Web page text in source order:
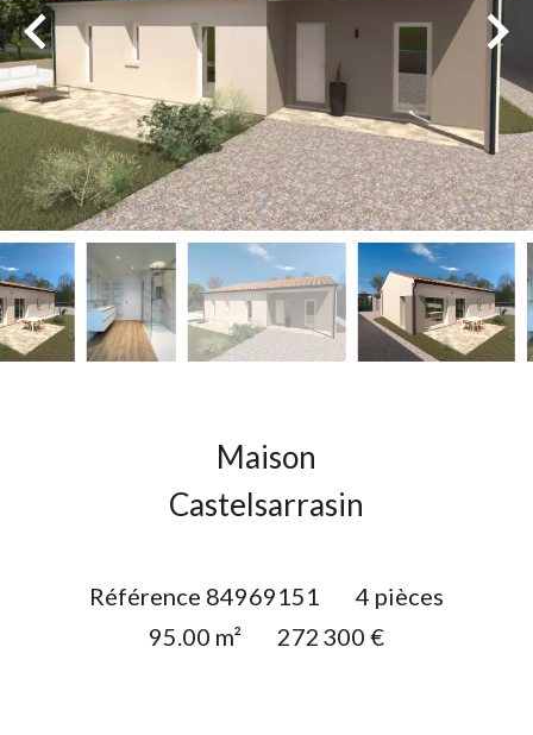
Maison
Castelsarrasin
Référence 84969151
4 pièces
95.00 m² 272 300 €